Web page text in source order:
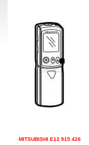
MITSUBISHI E12 915 426